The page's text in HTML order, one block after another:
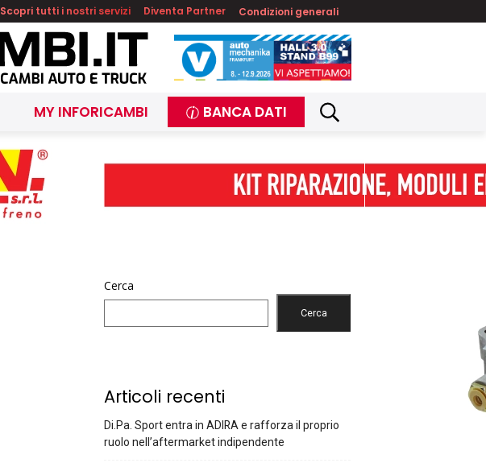
Scopri tutti i nostri servizi Diventa Partner Condizioni generali
MY INFORICAMBI BANCA DATI
Cerca
Cerca
Articoli recenti
Di.Pa. Sport entra in ADIRA e rafforza il proprio
ruolo nell’aftermarket indipendente